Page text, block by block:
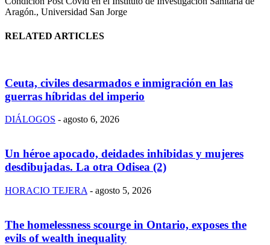
Aragón., Universidad San Jorge
RELATED ARTICLES
Ceuta, civiles desarmados e inmigración en las
guerras híbridas del imperio
DIÁLOGOS - agosto 6, 2026
Un héroe apocado, deidades inhibidas y mujeres
desdibujadas. La otra Odisea (2)
HORACIO TEJERA - agosto 5, 2026
The homelessness scourge in Ontario, exposes the
evils of wealth inequality